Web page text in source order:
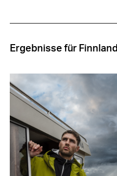
Ergebnisse für Finnland